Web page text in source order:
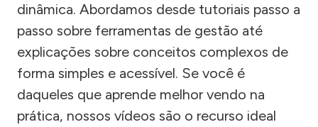
dinâmica. Abordamos desde tutoriais passo a
passo sobre ferramentas de gestão até
explicações sobre conceitos complexos de
forma simples e acessível. Se você é
daqueles que aprende melhor vendo na
prática, nossos vídeos são o recurso ideal